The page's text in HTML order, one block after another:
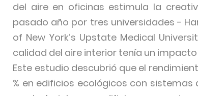
del aire en oficinas estimula la
pasado año por tres universidades -
of New York’s Upstate Medical
calidad del aire interior tenía un
Este estudio descubrió que el
% en edificios ecológicos con